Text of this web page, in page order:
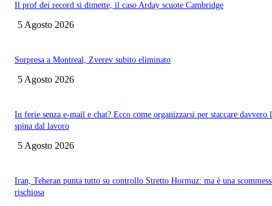
Il prof dei record si dimette, il caso Arday scuote Cambridge
5 Agosto 2026
Sorpresa a Montreal, Zverev subito eliminato
5 Agosto 2026
In ferie senza e-mail e chat? Ecco come organizzarsi per staccare davvero
spina dal lavoro
5 Agosto 2026
Iran, Teheran punta tutto su controllo Stretto Hormuz: ma è una
rischiosa